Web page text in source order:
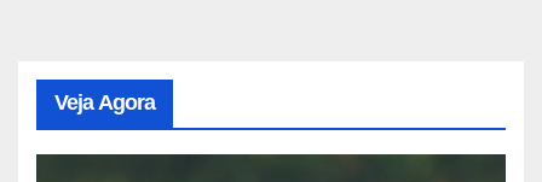
Veja Agora